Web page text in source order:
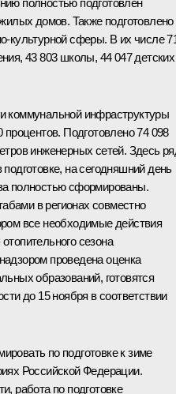
домов. Также подготовлено
культурной сферы. В их числе
43 803 школы, 44 047 детских
коммунальной инфраструктуры
процентов. Подготовлено 74 098
инженерных сетей. Здесь
на сегодняшний день
полностью сформированы.
в регионах совместно
все необходимые действия
сезона
проведена оценка
образований, готовятся
до 15 ноября в соответствии
по подготовке к зиме
Российской Федерации.
работа по подготовке